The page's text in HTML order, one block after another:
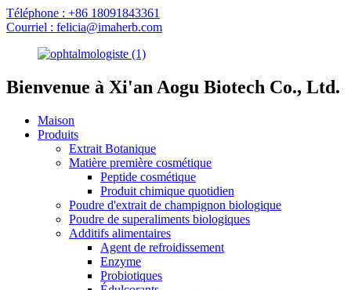
Téléphone : +86 18091843361
Courriel : felicia@imaherb.com
Bienvenue à Xi'an Aogu Biotech Co., Ltd.
Maison
Produits
Extrait Botanique
Matière première cosmétique
Peptide cosmétique
Produit chimique quotidien
Poudre d'extrait de champignon biologique
Poudre de superaliments biologiques
Additifs alimentaires
Agent de refroidissement
Enzyme
Probiotiques